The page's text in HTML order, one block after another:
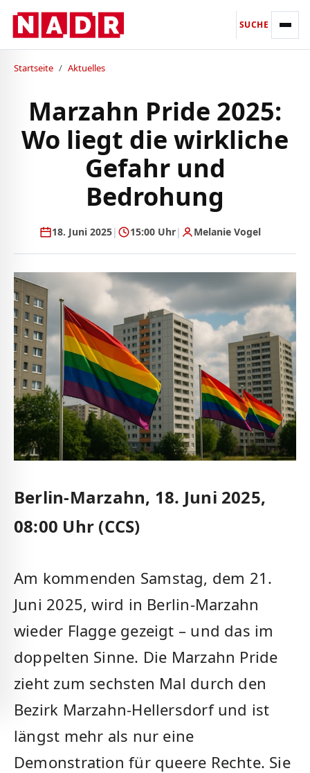
SUCHE
Startseite / Aktuelles
Marzahn Pride 2025:
Wo liegt die wirkliche
Gefahr und
Bedrohung
18. Juni 2025| 15:00 Uhr| Melanie Vogel
Berlin-Marzahn, 18. Juni 2025,
08:00 Uhr (CCS)
Am kommenden Samstag, dem 21.
Juni 2025, wird in Berlin-Marzahn
wieder Flagge gezeigt – und das im
doppelten Sinne. Die Marzahn Pride
zieht zum sechsten Mal durch den
Bezirk Marzahn-Hellersdorf und ist
längst mehr als nur eine
Demonstration für queere Rechte. Sie